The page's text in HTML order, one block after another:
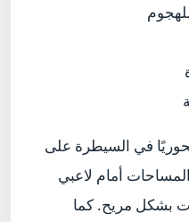
في السيطرة على
أمام لاعبي
بشكل مريح. كما